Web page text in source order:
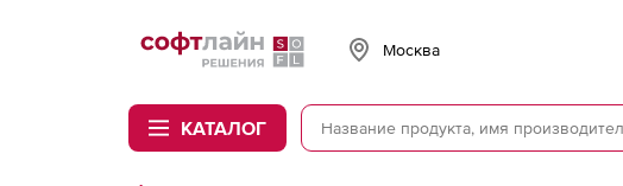
Softline
Москва
КАТАЛОГ